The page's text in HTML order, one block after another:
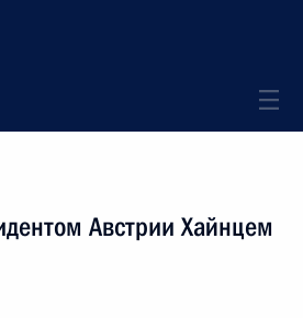
Австрии Хайнцем